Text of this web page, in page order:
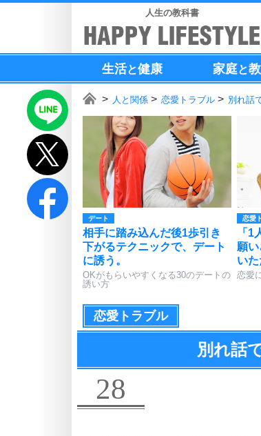
人生の教科書
生活と健康 家庭と
人と関係 恋愛トラブル 別れ話
デート
相手に踏み込んだ後1歩引き
下がるテクニックで、デート
に誘う。
OKがもらいやすくなる30のデートの
誘い方
恋愛
「
願
いた
恋愛
恋愛トラブル
別れ話
28